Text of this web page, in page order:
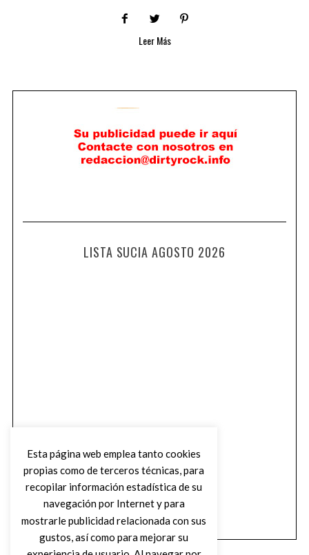
Leer Más
LISTA SUCIA AGOSTO 2026
Esta página web emplea tanto cookies
propias como de terceros técnicas, para
recopilar información estadística de su
navegación por Internet y para
mostrarle publicidad relacionada con sus
gustos, así como para mejorar su